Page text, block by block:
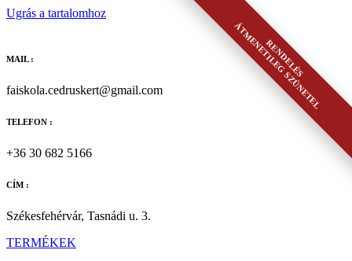
RENDELÉS
ÁTMENETILEG SZÜNETEL
Ugrás a tartalomhoz
MAIL :
faiskola.cedruskert@gmail.com
TELEFON :
+36 30 682 5166
CÍM :
Székesfehérvár, Tasnádi u. 3.
TERMÉKEK